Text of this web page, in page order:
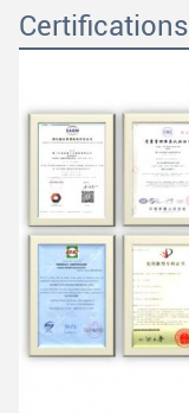
Certifications